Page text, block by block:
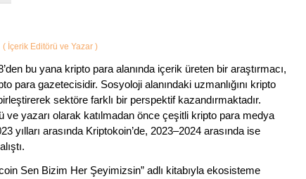
( İçerik Editörü ve Yazar )
bu yana kripto para alanında içerik üreten bir araştırmacı,
para gazetecisidir. Sosyoloji alanındaki uzmanlığını kripto
sektöre farklı bir perspektif kazandırmaktadır.
ve yazarı olarak katılmadan önce çeşitli kripto para medya
yılları arasında Kriptokoin’de, 2023–2024 arasında ise
Sen Bizim Her Şeyimizsin” adlı kitabıyla ekosisteme